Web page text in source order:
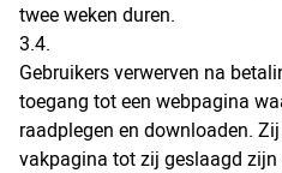
twee weken duren.
3.4.
Gebruikers verwerven na
toegang tot een webpagina
raadplegen en downloaden.
vakpagina tot zij geslaagd zijn